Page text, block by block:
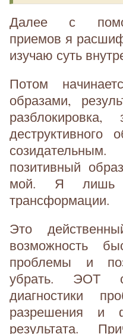
Далее с
приемов я
изучаю суть
Потом
образами,
разблокировка,
деструктивного
позитивный
мой. Я лишь
трансформации.
Это
возможность
проблемы и
убрать. ЭОТ
диагностики
разрешения и
результата.